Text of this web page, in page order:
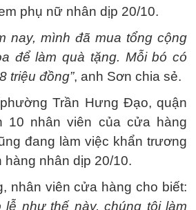
phụ nữ nhân dịp 20/10.
nay, mình đã mua tổng cộng
để làm quà tặng. Mỗi bó có
triệu đồng”, anh Sơn chia sẻ.
Trần Hưng Đạo, quận
10 nhân viên của cửa hàng
đang làm việc khẩn trương
nhân dịp 20/10.
nhân viên cửa hàng cho biết:
lễ như thế này, chúng tôi làm